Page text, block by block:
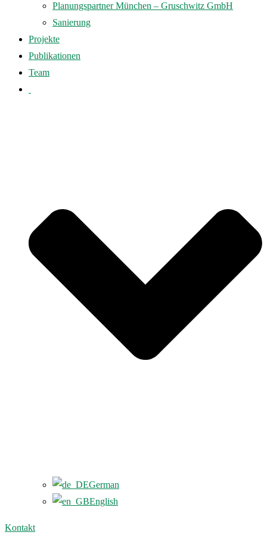
Planungspartner München – Gruschwitz GmbH
Sanierung
Projekte
Publikationen
Team
German
English
Kontakt